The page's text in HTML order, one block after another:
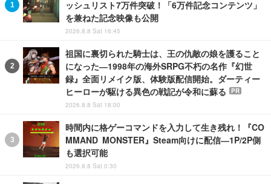
ッシュリスト7万件突破！「6万件記念コンテンツ」
を兼ねた記念映像も公開
2026.8.8 Sat 16:45
祖国に裏切られた騎士は、王の仇敵の娘を護ること
になった―1998年の海外SRPG不朽の名作『幻世
録』全面リメイク版、体験版配信開始。ダーティー
ヒーローが駆ける異色の戦記が令和に蘇る
PR
2026.8.8 Sat 18:00
時間内に格ゲーコマンドを入力して生き残れ！『CO
MMAND MONSTER』Steam向けに配信―1P/2P側
も選択可能
2026.8.8 Sat 0:30